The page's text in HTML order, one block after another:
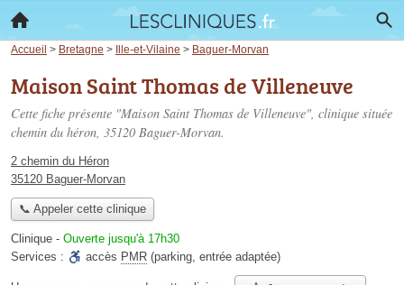
Accueil > Bretagne > Ille-et-Vilaine > Baguer-Morvan
Maison Saint Thomas de Villeneuve
Cette fiche présente "Maison Saint Thomas de Villeneuve", clinique située
chemin du héron, 35120 Baguer-Morvan.
2 chemin du Héron
35120 Baguer-Morvan
📞 Appeler cette clinique
Clinique - Ouverte jusqu'à 17h30
Services :
accès PMR (parking, entrée adaptée)